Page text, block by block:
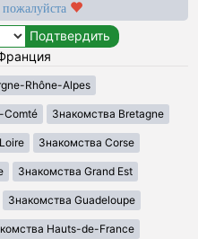
Rhône-Alpes
Comté Знакомства Bretagne
Знакомства Corse
Знакомства Grand Est
Знакомства Guadeloupe
Hauts-de-France